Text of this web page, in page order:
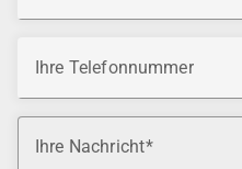
Ihre Telefonnummer
Ihre Nachricht